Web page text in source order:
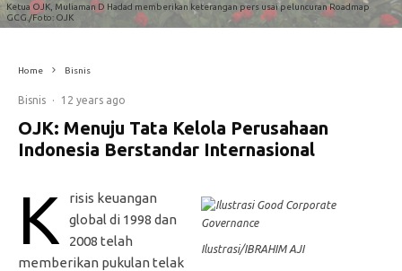
Ketua OJK, Muliaman D Hadad memberikan keterangan pers usai peluncuran Roadmap
GCG./Foto: OJK
Home Bisnis
Bisnis · 12 years ago
OJK: Menuju Tata Kelola Perusahaan
Indonesia Berstandar Internasional
Ilustrasi/IBRAHIM AJI
K
risis keuangan
global di 1998 dan
2008 telah
memberikan pukulan telak